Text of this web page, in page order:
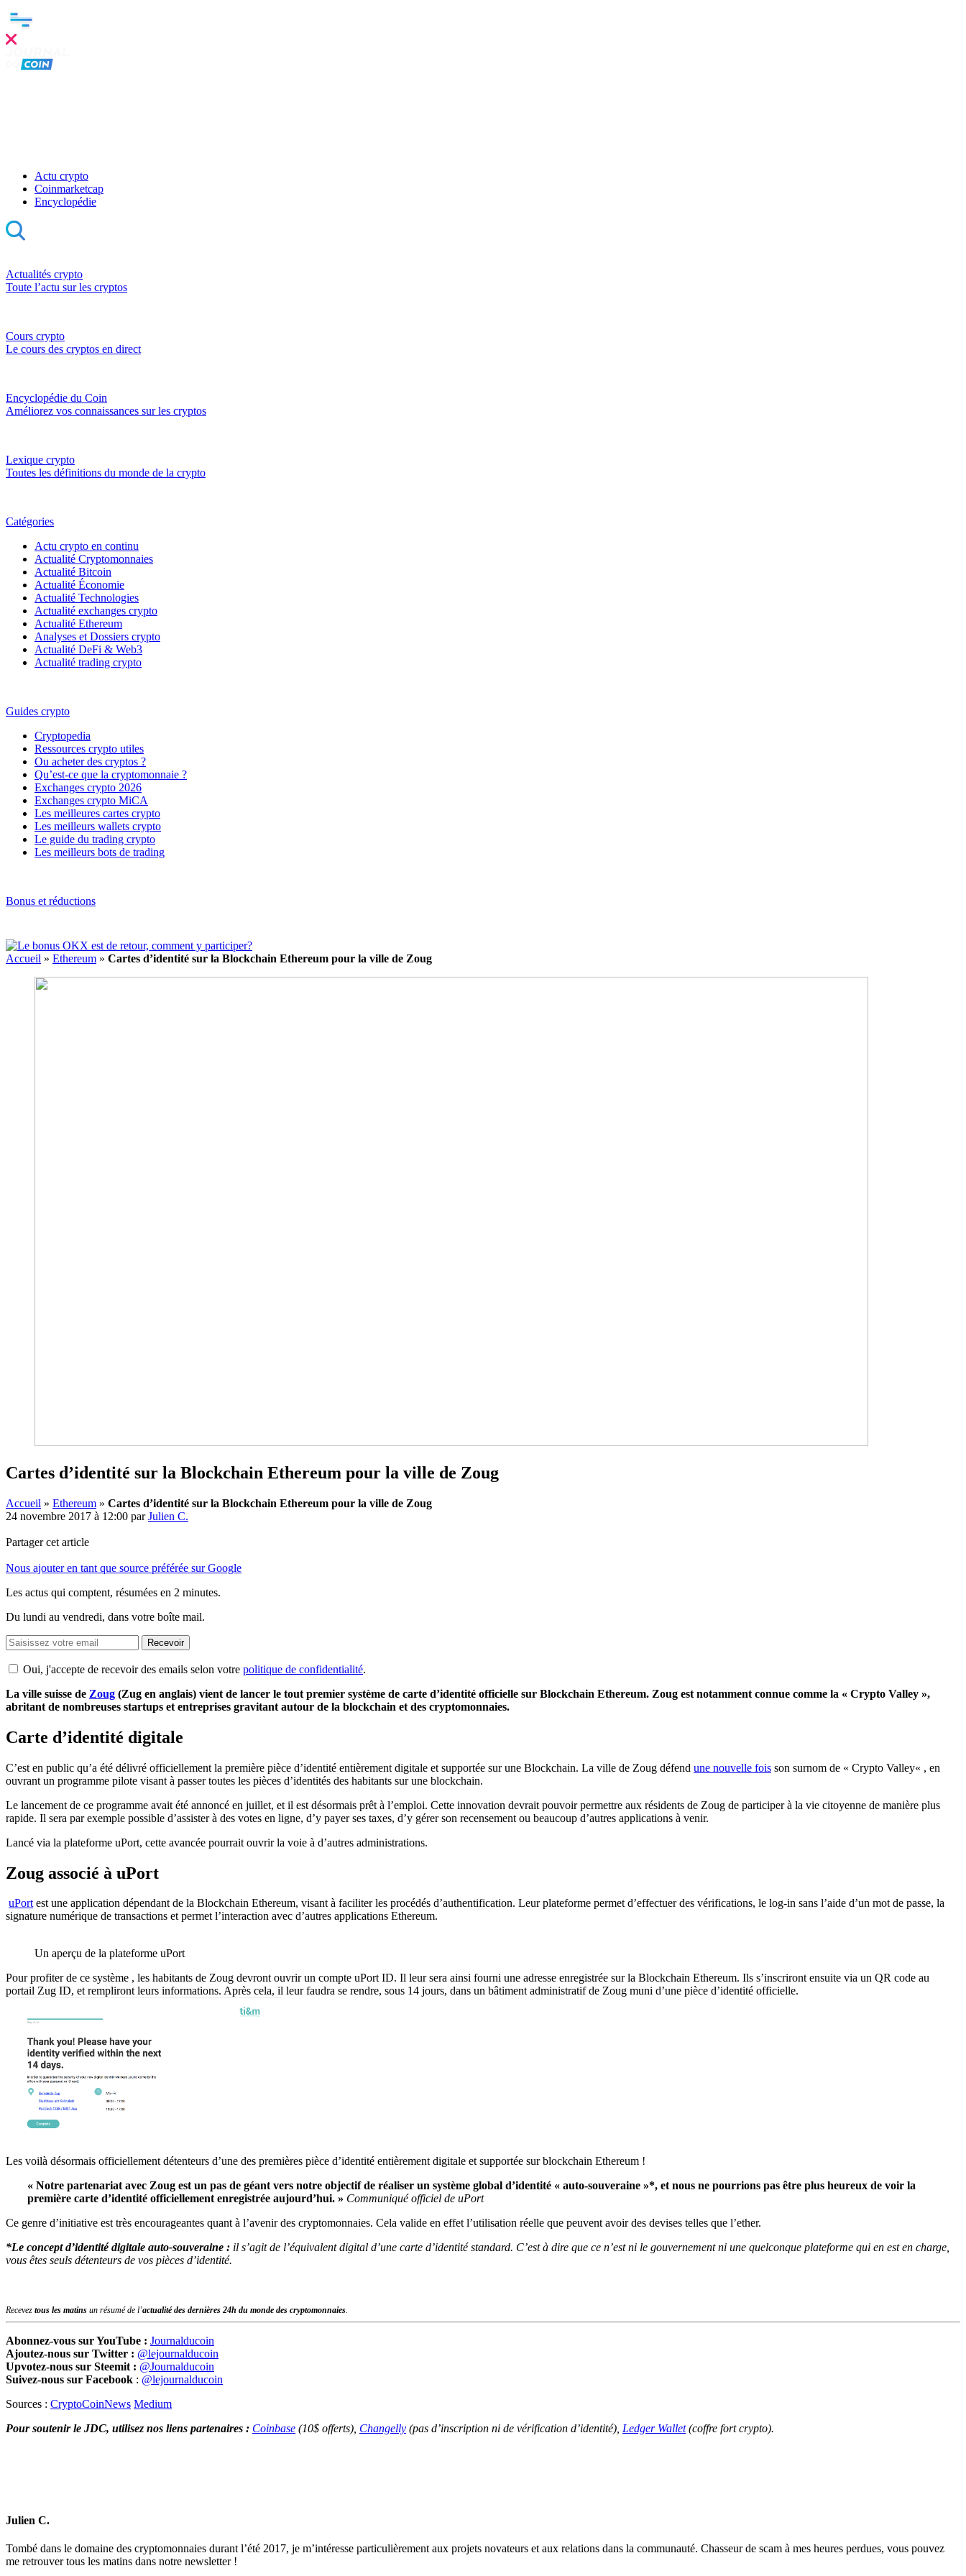
Actu crypto
Coinmarketcap
Encyclopédie
Actualités crypto
Toute l’actu sur les cryptos
Cours crypto
Le cours des cryptos en direct
Encyclopédie du Coin
Améliorez vos connaissances sur les cryptos
Lexique crypto
Toutes les définitions du monde de la crypto
Catégories
Actu crypto en continu
Actualité Cryptomonnaies
Actualité Bitcoin
Actualité Économie
Actualité Technologies
Actualité exchanges crypto
Actualité Ethereum
Analyses et Dossiers crypto
Actualité DeFi & Web3
Actualité trading crypto
Guides crypto
Cryptopedia
Ressources crypto utiles
Ou acheter des cryptos ?
Qu’est-ce que la cryptomonnaie ?
Exchanges crypto 2026
Exchanges crypto MiCA
Les meilleures cartes crypto
Les meilleurs wallets crypto
Le guide du trading crypto
Les meilleurs bots de trading
Bonus et réductions
Accueil » Ethereum » Cartes d’identité sur la Blockchain Ethereum pour la ville de Zoug
Cartes d’identité sur la Blockchain Ethereum pour la ville de Zoug
Accueil » Ethereum » Cartes d’identité sur la Blockchain Ethereum pour la ville de Zoug
24 novembre 2017 à 12:00 parJulien C.
Partager cet article
Nous ajouter en tant que source préférée sur Google
Les actus qui comptent, résumées en 2 minutes.
Du lundi au vendredi, dans votre boîte mail.
Recevoir
Oui, j'accepte de recevoir des emails selon votre politique de confidentialité.
La ville suisse de Zoug (Zug en anglais) vient de lancer le tout premier système de carte d’identité officielle sur Blockchain Ethereum. Zoug est notamment connue comme la « Crypto Valley »,
abritant de nombreuses startups et entreprises gravitant autour de la blockchain et des cryptomonnaies.
Carte d’identité digitale
C’est en public qu’a été délivré officiellement la première pièce d’identité entièrement digitale et supportée sur une Blockchain. La ville de Zoug défend une nouvelle fois son surnom de « Crypto Valley« , en
ouvrant un programme pilote visant à passer toutes les pièces d’identités des habitants sur une blockchain.
Le lancement de ce programme avait été annoncé en juillet, et il est désormais prêt à l’emploi. Cette innovation devrait pouvoir permettre aux résidents de Zoug de participer à la vie citoyenne de manière plus
rapide. Il sera par exemple possible d’assister à des votes en ligne, d’y payer ses taxes, d’y gérer son recensement ou beaucoup d’autres applications à venir.
Lancé via la plateforme uPort, cette avancée pourrait ouvrir la voie à d’autres administrations.
Zoug associé à uPort
uPortest une application dépendant de la Blockchain Ethereum, visant à faciliter les procédés d’authentification. Leur plateforme permet d’effectuer des vérifications, le log-in sans l’aide d’un mot de passe, la
signature numérique de transactions et permet l’interaction avec d’autres applications Ethereum.
Un aperçu de la plateforme uPort
Pour profiter de ce système , les habitants de Zoug devront ouvrir un compte uPort ID. Il leur sera ainsi fourni une adresse enregistrée sur la Blockchain Ethereum. Ils s’inscriront ensuite via un QR code au
portail Zug ID, et rempliront leurs informations. Après cela, il leur faudra se rendre, sous 14 jours, dans un bâtiment administratif de Zoug muni d’une pièce d’identité officielle.
Les voilà désormais officiellement détenteurs d’une des premières pièce d’identité entièrement digitale et supportée surblockchain Ethereum !
« Notre partenariat avec Zoug est un pas de géant vers notre objectif de réaliser un système global d’identité « auto-souveraine »*, et nous ne pourrions pas être plus heureux de voir la
première carte d’identité officiellement enregistrée aujourd’hui. » Communiqué officiel de uPort
Ce genre d’initiative est très encourageantes quant à l’avenir des cryptomonnaies. Cela valide en effet l’utilisation réelle que peuvent avoir des devises telles que l’ether.
*Le concept d’identité digitale auto-souveraine : il s’agit de l’équivalent digital d’une carte d’identité standard. C’est à dire que ce n’est ni le gouvernement ni une quelconque plateforme qui en est en charge,
vous êtes seuls détenteurs de vos pièces d’identité.
Recevez tous les matins un résumé de l’actualité des dernières 24h du monde des cryptomonnaies.
Abonnez-vous sur YouTube : Journalducoin
Ajoutez-nous sur Twitter : @lejournalducoin
Upvotez-nous sur Steemit : @Journalducoin
Suivez-nous sur Facebook : @lejournalducoin
Sources : CryptoCoinNews Medium
Pour soutenir le JDC, utilisez nos liens partenaires : Coinbase (10$ offerts), Changelly (pas d’inscription ni de vérification d’identité), Ledger Wallet(coffre fort crypto).
Julien C.
Tombé dans le domaine des cryptomonnaies durant l’été 2017, je m’intéresse particulièrement aux projets novateurs et aux relations dans la communauté. Chasseur de scam à mes heures perdues, vous pouvez
me retrouver tous les matins dans notre newsletter !